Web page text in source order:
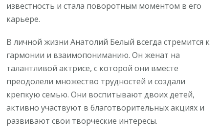
известность и стала поворотным моментом в его
карьере.
В личной жизни Анатолий Белый всегда стремится к
гармонии и взаимопониманию. Он женат на
талантливой актрисе, с которой они вместе
преодолели множество трудностей и создали
крепкую семью. Они воспитывают двоих детей,
активно участвуют в благотворительных акциях и
развивают свои творческие интересы.